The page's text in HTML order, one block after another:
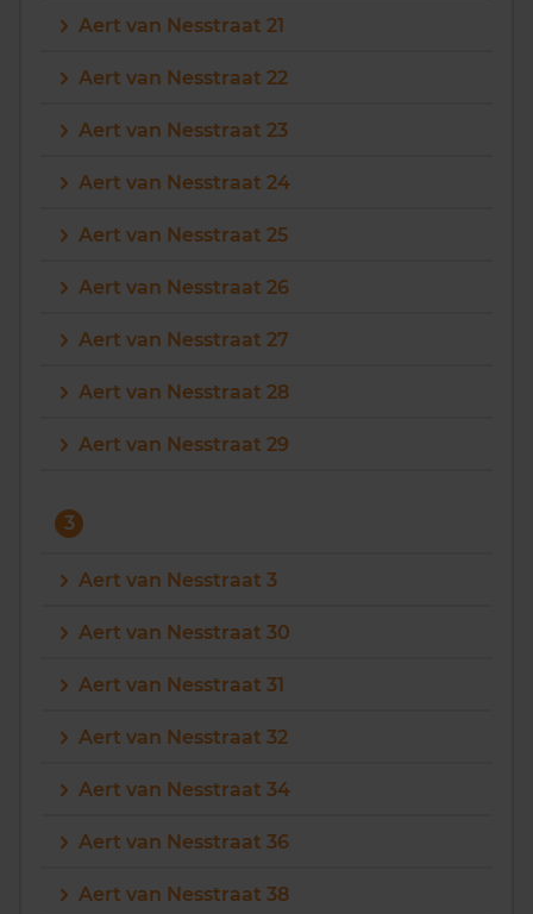
Aert van Nesstraat 21
Aert van Nesstraat 22
Aert van Nesstraat 23
Aert van Nesstraat 24
Aert van Nesstraat 25
Aert van Nesstraat 26
Aert van Nesstraat 27
Aert van Nesstraat 28
Aert van Nesstraat 29
3
Aert van Nesstraat 3
Aert van Nesstraat 30
Aert van Nesstraat 31
Aert van Nesstraat 32
Aert van Nesstraat 34
Aert van Nesstraat 36
Aert van Nesstraat 38